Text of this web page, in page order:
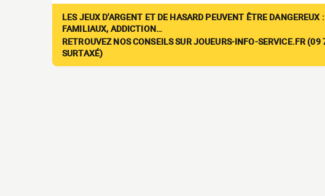
LES JEUX D'ARGENT ET DE HASARD PEUVENT ÊTRE DANGEREUX
FAMILIAUX, ADDICTION…
RETROUVEZ NOS CONSEILS SUR JOUEURS-INFO-SERVICE.FR
SURTAXÉ)